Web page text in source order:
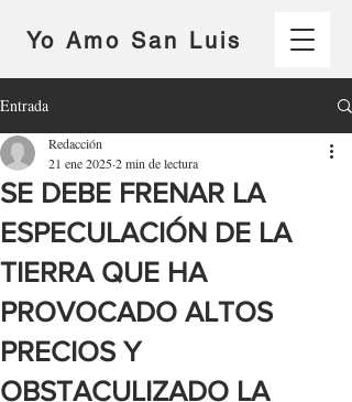
Yo Amo San Luis
Entrada
SE DEBE FRENAR LA
ESPECULACIÓN DE LA
TIERRA QUE HA
PROVOCADO ALTOS
PRECIOS Y
OBSTACULIZADO LA
Redacción
21 ene 20252 min de lectura